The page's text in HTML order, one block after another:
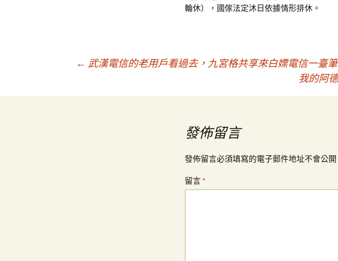
輪休），國傢法定沐日依據情形排休。
章
← 武漢電信的老用戶看過去，九宮格共享來白嫖電信一臺
我的阿
發佈留言
發佈留言必須填寫的電子郵件地址不會公開
留言 *